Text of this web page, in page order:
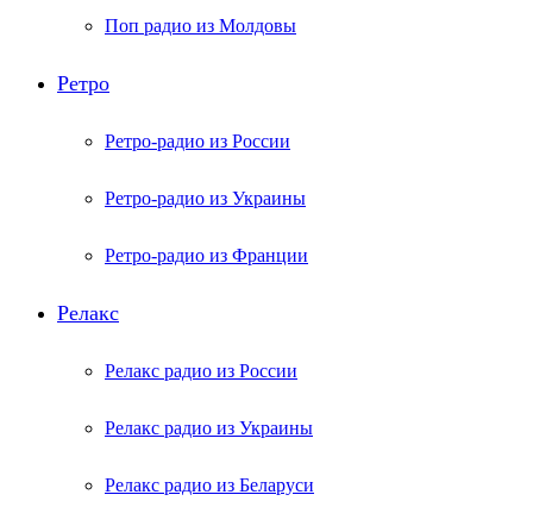
Поп радио из Молдовы
Ретро
Ретро-радио из России
Ретро-радио из Украины
Ретро-радио из Франции
Релакс
Релакс радио из России
Релакс радио из Украины
Релакс радио из Беларуси